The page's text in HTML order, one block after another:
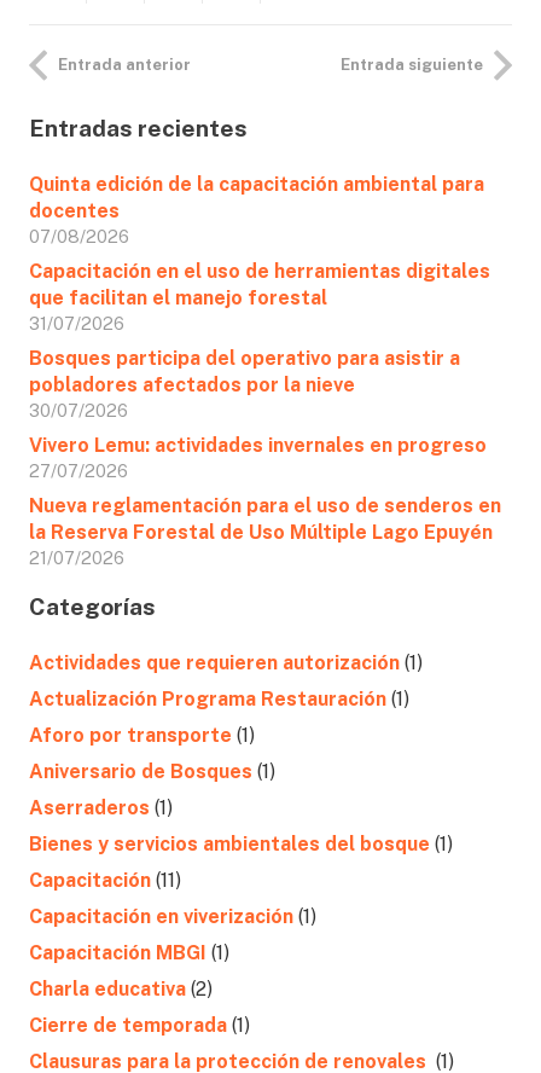
Entrada anterior Entrada siguiente
Entradas recientes
Quinta edición de la capacitación ambiental para
docentes
07/08/2026
Capacitación en el uso de herramientas digitales
que facilitan el manejo forestal
31/07/2026
Bosques participa del operativo para asistir a
pobladores afectados por la nieve
30/07/2026
Vivero Lemu: actividades invernales en progreso
27/07/2026
Nueva reglamentación para el uso de senderos en
la Reserva Forestal de Uso Múltiple Lago Epuyén
21/07/2026
Categorías
Actividades que requieren autorización (1)
Actualización Programa Restauración (1)
Aforo por transporte (1)
Aniversario de Bosques (1)
Aserraderos (1)
Bienes y servicios ambientales del bosque (1)
Capacitación (11)
Capacitación en viverización (1)
Capacitación MBGI (1)
Charla educativa (2)
Cierre de temporada (1)
Clausuras para la protección de renovales (1)